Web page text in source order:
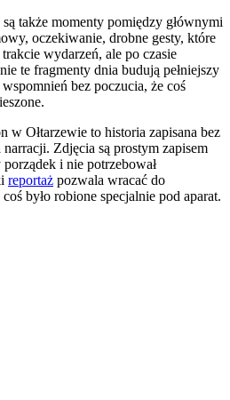
także momenty pomiędzy głównymi
oczekiwanie, drobne gesty, które
wydarzeń, ale po czasie
te fragmenty dnia budują pełniejszy
bez poczucia, że coś
w Ołtarzewie to historia zapisana bez
Zdjęcia są prostym zapisem
i nie potrzebował
reportaż pozwala wracać do
było robione specjalnie pod aparat.